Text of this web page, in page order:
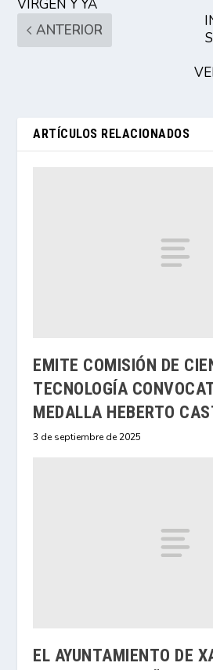
VIRGEN Y YA
ANTERIOR
ARTÍCULOS RELACIONADOS
EMITE COMISIÓN DE
TECNOLOGÍA
MEDALLA HEBERTO
3 de septiembre de 2025
EL AYUNTAMIENTO DE